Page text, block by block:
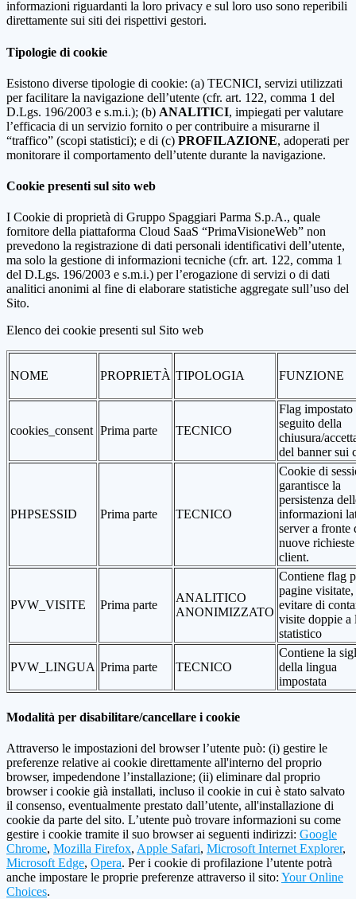
informazioni riguardanti la loro privacy e sul loro uso sono reperibili
direttamente sui siti dei rispettivi gestori.
Tipologie di cookie
Esistono diverse tipologie di cookie: (a) TECNICI, servizi utilizzati
per facilitare la navigazione dell’utente (cfr. art. 122, comma 1 del
D.Lgs. 196/2003 e s.m.i.); (b) ANALITICI, impiegati per valutare
l’efficacia di un servizio fornito o per contribuire a misurarne il
“traffico” (scopi statistici); e di (c) PROFILAZIONE, adoperati per
monitorare il comportamento dell’utente durante la navigazione.
Cookie presenti sul sito web
I Cookie di proprietà di Gruppo Spaggiari Parma S.p.A., quale
fornitore della piattaforma Cloud SaaS “PrimaVisioneWeb” non
prevedono la registrazione di dati personali identificativi dell’utente,
ma solo la gestione di informazioni tecniche (cfr. art. 122, comma 1
del D.Lgs. 196/2003 e s.m.i.) per l’erogazione di servizi o di dati
analitici anonimi al fine di elaborare statistiche aggregate sull’uso del
Sito.
Elenco dei cookie presenti sul Sito web
NOME PROPRIETÀ TIPOLOGIA FUNZIONE
cookies_consent Prima parte TECNICO
Flag impostato
seguito della
chiusura/
del banner sui
PHPSESSID Prima parte TECNICO
Cookie di
garantisce la
persistenza
informazioni
server a fronte
nuove
client.
PVW_VISITE Prima parte
ANALITICO
ANONIMIZZATO
Contiene flag
pagine visitate,
evitare di
visite doppie a
statistico
PVW_LINGUA Prima parte TECNICO
Contiene la
della lingua
impostata
Modalità per disabilitare/cancellare i cookie
Attraverso le impostazioni del browser l’utente può: (i) gestire le
preferenze relative ai cookie direttamente all'interno del proprio
browser, impedendone l’installazione; (ii) eliminare dal proprio
browser i cookie già installati, incluso il cookie in cui è stato salvato
il consenso, eventualmente prestato dall’utente, all'installazione di
cookie da parte del sito. L’utente può trovare informazioni su come
gestire i cookie tramite il suo browser ai seguenti indirizzi: Google
Chrome, Mozilla Firefox, Apple Safari, Microsoft Internet Explorer,
Microsoft Edge, Opera. Per i cookie di profilazione l’utente potrà
anche impostare le proprie preferenze attraverso il sito: Your Online
Choices.